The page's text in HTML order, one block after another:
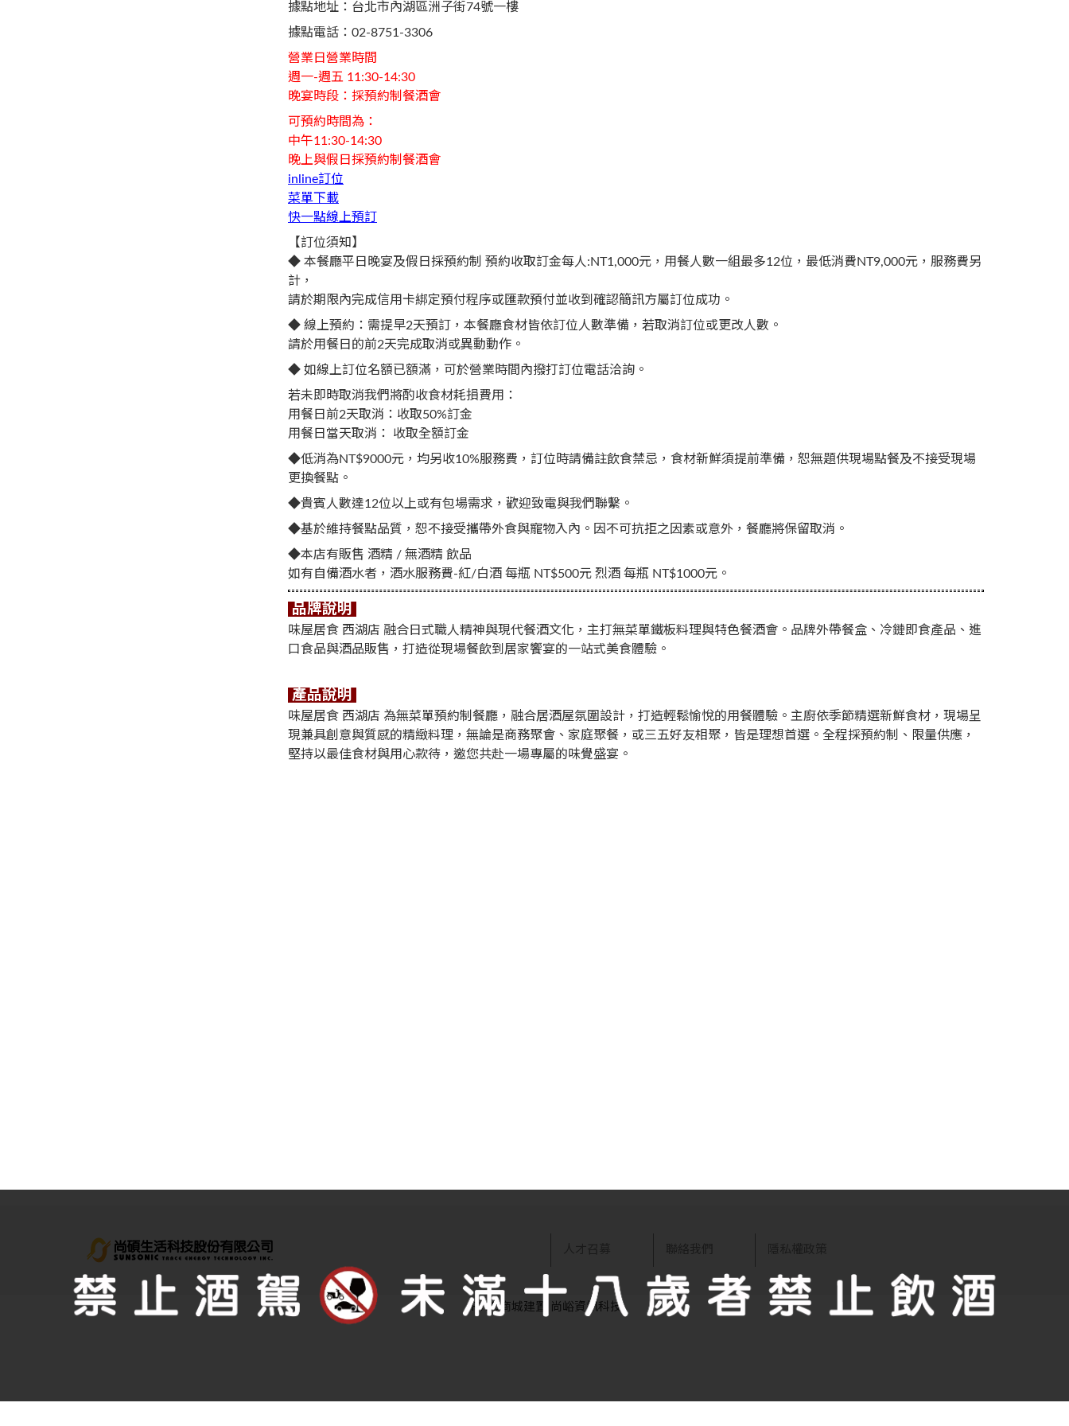
據點地址： 台北市內湖區洲子街74號一樓
據點電話： 02-8751-3306
營業日營業時間
週一-週五 11:30-14:30
晚宴時段：採預約制餐酒會
可預約時間為：
中午11:30-14:30
晚上與假日採預約制餐酒會
inline訂位
菜單下載
快一點線上預訂
【訂位須知】
◆ 本餐廳平日晚宴及假日採預約制 預約收取訂金每人:NT1,000元，用餐人數一組最多12位，最低消費NT9,000元，服務費另
計，
請於期限內完成信用卡綁定預付程序或匯款預付並收到確認簡訊方屬訂位成功。
◆ 線上預約：需提早2天預訂，本餐廳食材皆依訂位人數準備，若取消訂位或更改人數。
請於用餐日的前2天完成取消或異動動作。
◆ 如線上訂位名額已額滿，可於營業時間內撥打訂位電話洽詢。
若未即時取消我們將酌收食材耗損費用：
用餐日前2天取消：收取50%訂金
用餐日當天取消： 收取全額訂金
◆低消為NT$9000元，均另收10%服務費，訂位時請備註飲食禁忌，食材新鮮須提前準備，恕無題供現場點餐及不接受現場
更換餐點。
◆貴賓人數達12位以上或有包場需求，歡迎致電與我們聯繫。
◆基於維持餐點品質，恕不接受攜帶外食與寵物入內。因不可抗拒之因素或意外，餐廳將保留取消。
◆本店有販售 酒精 / 無酒精 飲品
如有自備酒水者，酒水服務費-紅/白酒 每瓶 NT$500元 烈酒 每瓶 NT$1000元。
品牌說明
味屋居食 西湖店 融合日式職人精神與現代餐酒文化，主打無菜單鐵板料理與特色餐酒會。品牌外帶餐盒、冷鏈即食產品、進
口食品與酒品販售，打造從現場餐飲到居家饗宴的一站式美食體驗。
產品說明
味屋居食 西湖店 為無菜單預約制餐廳，融合居酒屋氛圍設計，打造輕鬆愉悅的用餐體驗。主廚依季節精選新鮮食材，現場呈
現兼具創意與質感的精緻料理，無論是商務聚會、家庭聚餐，或三五好友相聚，皆是理想首選。全程採預約制、限量供應，
堅持以最佳食材與用心款待，邀您共赴一場專屬的味覺盛宴。
人才召募 聯絡我們 隱私權政策
RWD商城建置 尚峪資訊科技